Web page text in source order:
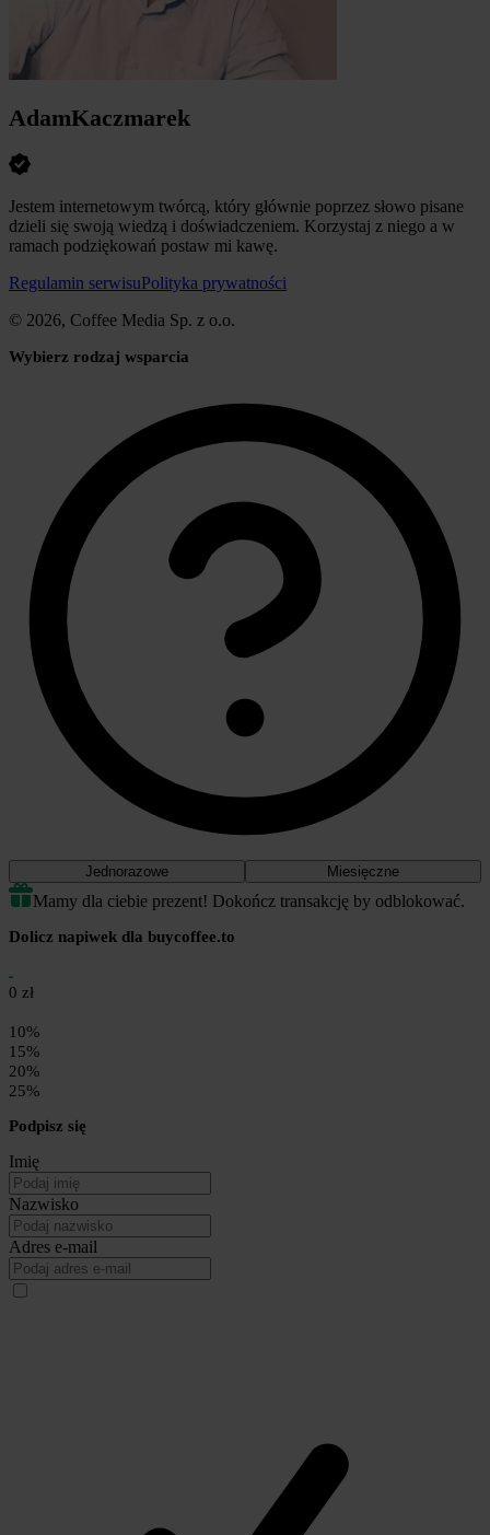
AdamKaczmarek
Jestem internetowym twórcą, który głównie poprzez słowo pisane
dzieli się swoją wiedzą i doświadczeniem. Korzystaj z niego a w
ramach podziękowań postaw mi kawę.
Regulamin serwisuPolityka prywatności
© 2026, Coffee Media Sp. z o.o.
Wybierz rodzaj wsparcia
Jednorazowe Miesięczne
Mamy dla ciebie prezent! Dokończ transakcję by odblokować.
Dolicz napiwek dla buycoffee.to
0 zł
10%
15%
20%
25%
Podpisz się
Imię
Nazwisko
Adres e-mail